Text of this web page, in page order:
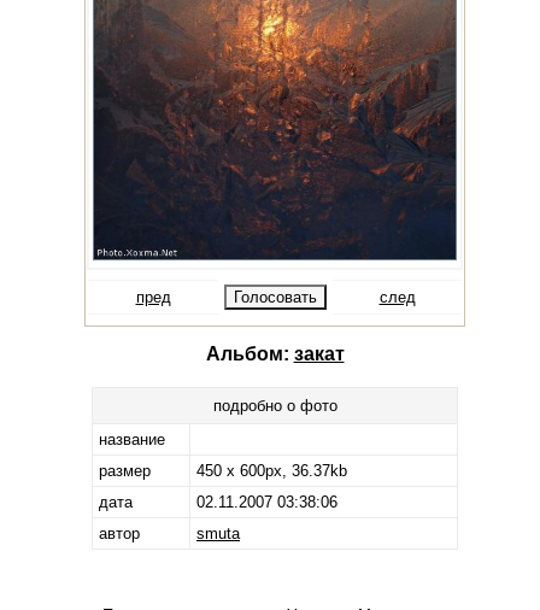
пред след
Альбом: закат
подробно о фото
название
размер
450 x 600px, 36.37kb
дата
02.11.2007 03:38:06
автор
smuta